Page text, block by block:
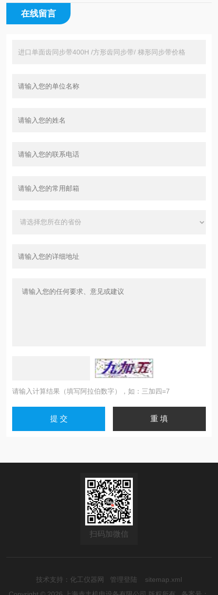
在线留言
请输入计算结果（填写阿拉伯数字），如：三加四=7
扫码加微信
技术支持： 化工仪器网 管理登陆
sitemap.xml